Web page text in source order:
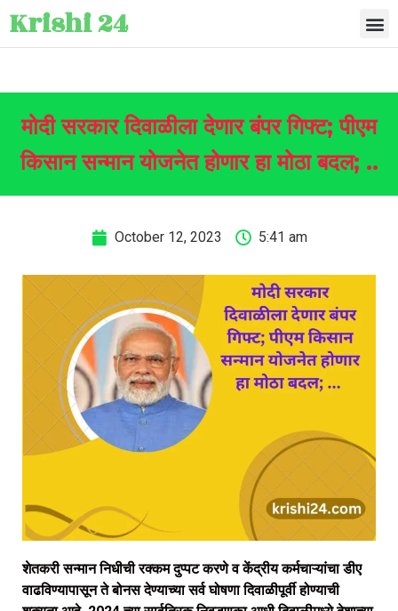
Krishi 24
मोदी सरकार दिवाळीला देणार बंपर गिफ्ट; पीएम
किसान सन्मान योजनेत होणार हा मोठा बदल; ..
October 12, 2023 5:41 am
शेतकरी सन्मान निधीची रक्कम दुप्पट करणे व केंद्रीय कर्मचाऱ्यांचा डीए
वाढविण्यापासून ते बोनस देण्याच्या सर्व घोषणा दिवाळीपूर्वी होण्याची